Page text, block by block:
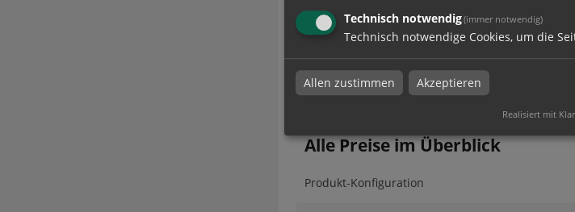
Absenderadresse
Alle Preise im Überblick
Produkt-Konfiguration
Technisch notwendig(immer notwendig)
Technisch notwendige Cookies, um die
Allen zustimmen Akzeptieren
Realisiert mit